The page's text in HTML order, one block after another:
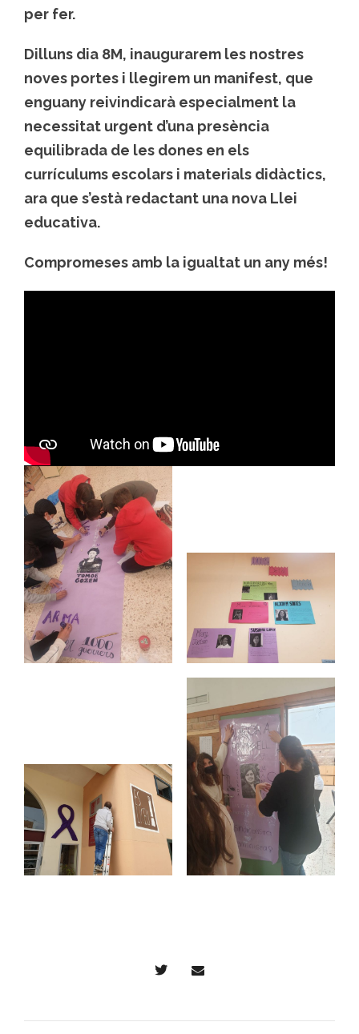
per fer.
Dilluns dia 8M, inaugurarem les nostres
noves portes i llegirem un manifest, que
enguany reivindicarà especialment la
necessitat urgent d’una presència
equilibrada de les dones en els
currículums escolars i materials didàctics,
ara que s’està redactant una nova Llei
educativa.
Compromeses amb la igualtat un any més!